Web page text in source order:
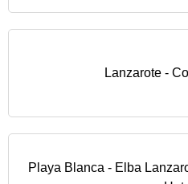
Lanzarote -
Playa Blanca - Elba